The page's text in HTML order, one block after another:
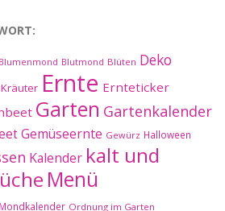
Blumenmond Blutmond Blüten Deko
Ernte Ernteticker
Garten Gartenkalender
Gemüseernte Gewürz Halloween
Kalender kalt und
Menü
Mondkalender Ordnung im Garten